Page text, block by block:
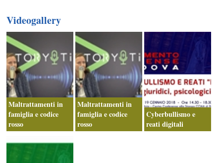
Videogallery
Maltrattamenti in
famiglia e codice
rosso
Maltrattamenti in
famiglia e codice
rosso
Cyberbullismo e
reati digitali